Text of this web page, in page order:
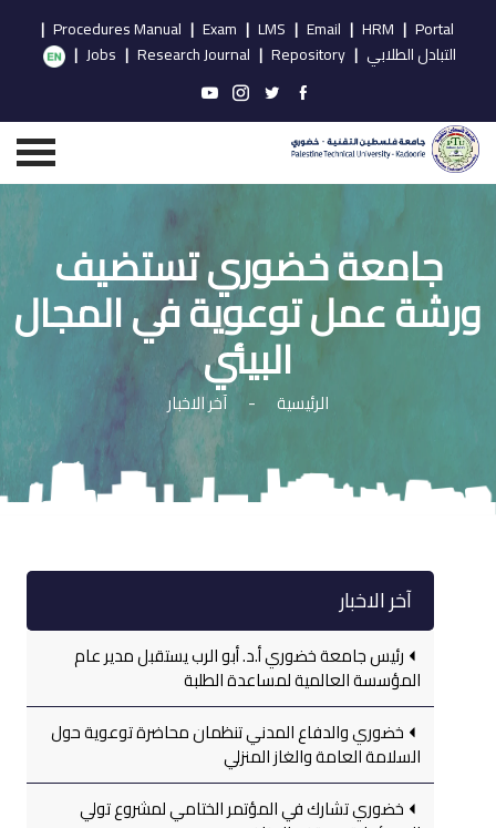
Portal
|
HRM
|
Email
|
LMS
|
Exam
|
Procedures Manual
|
التبادل الطلابي |
Repository
|
Research Journal
|
Jobs
|
جامعة خضوري تستضيف
ورشة عمل توعوية في المجال
البيئي
الرئيسية - آخر الاخبار
آخر الاخبار
رئيس جامعة خضوري أ.د. أبو الرب يستقبل مدير عام
المؤسسة العالمية لمساعدة الطلبة
خضوري والدفاع المدني تنظمان محاضرة توعوية حول
السلامة العامة والغاز المنزلي
خضوري تشارك في المؤتمر الختامي لمشروع تولي